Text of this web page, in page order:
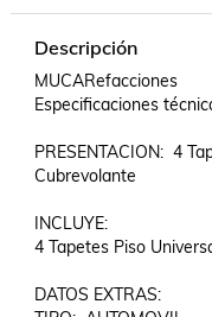
Descripción
MUCARefacciones
Especificaciones
PRESENTACION:  4
Cubrevolante
INCLUYE:
4 Tapetes Piso
DATOS EXTRAS: